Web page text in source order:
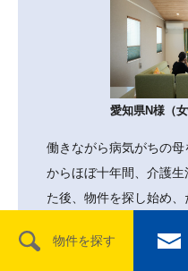
物件を探す
働きながら病気がちの
からほぼ十年間、介護
た後、物件を探し始め
最初はこの点に抵抗が
愛知県N様（